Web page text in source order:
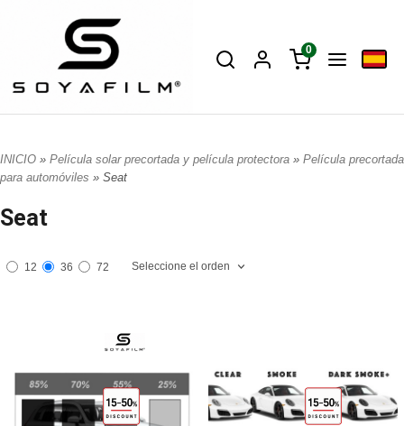
0
INICIO » Película solar precortada y película protectora » Película precortada
para automóviles » Seat
Seat
12 36 72 Seleccione el orden